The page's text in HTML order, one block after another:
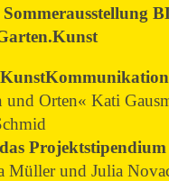
und Orten« Kati
Müller und Julia